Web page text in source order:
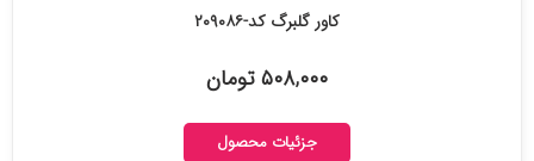
کاور گلبرگ کد-۲۰۹۰۸۶
۵۰۸,۰۰۰ تومان
جزئیات محصول